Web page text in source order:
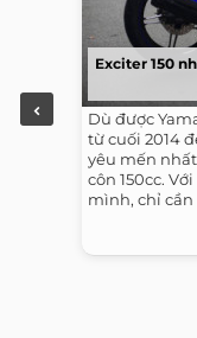
Exciter 150
Dù được
từ cuối 2014
yêu mến
côn 150cc.
mình, chỉ cần